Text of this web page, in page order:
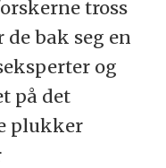
tross
bak seg en
og
på det
plukker